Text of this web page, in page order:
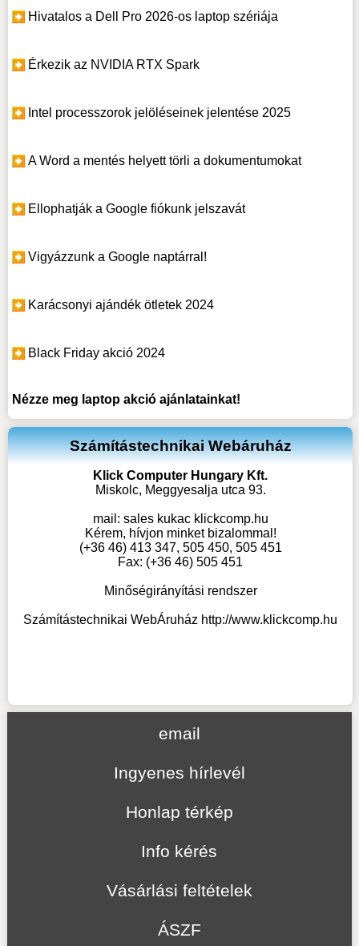
Hivatalos a Dell Pro 2026-os laptop szériája
Érkezik az NVIDIA RTX Spark
Intel processzorok jelöléseinek jelentése 2025
A Word a mentés helyett törli a dokumentumokat
Ellophatják a Google fiókunk jelszavát
Vigyázzunk a Google naptárral!
Karácsonyi ajándék ötletek 2024
Black Friday akció 2024
Nézze meg laptop akcióajánlatainkat!
Számítástechnikai Webáruház
Klick Computer Hungary Kft.
Miskolc, Meggyesalja utca 93.
mail: sales kukac klickcomp.hu
Kérem, hívjon minket bizalommal!
(+36 46) 413 347, 505 450, 505 451
Fax: (+36 46) 505 451
Minőségirányítási rendszer
Számítástechnikai WebÁruház http://www.klickcomp.hu
email
Ingyenes hírlevél
Honlap térkép
Info kérés
Vásárlási feltételek
ÁSZF